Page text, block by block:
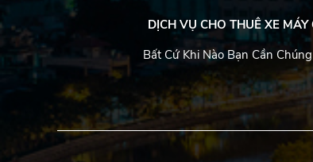
DỊCH VỤ CHO THUÊ XE
Bất Cứ Khi Nào Bạn Cần